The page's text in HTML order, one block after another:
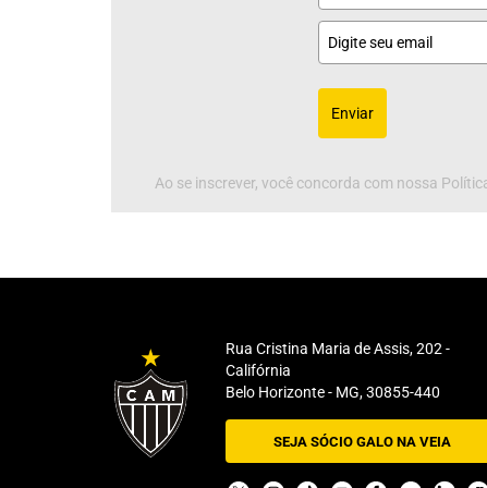
Enviar
Ao se inscrever, você concorda com nossa
Rua Cristina Maria de Assis, 202 -
Califórnia
Belo Horizonte - MG, 30855-440
SEJA SÓCIO GALO NA VEIA